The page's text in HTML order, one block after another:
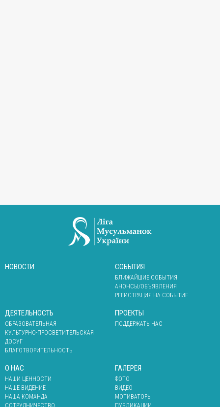
НОВОСТИ СОБЫТИЯ
БЛИЖАЙШИЕ СОБЫТИЯ
АНОНСЫ/ОБЪЯВЛЕНИЯ
РЕГИСТРАЦИЯ НА СОБЫТИЕ
ДЕЯТЕЛЬНОСТЬ
ОБРАЗОВАТЕЛЬНАЯ
КУЛЬТУРНО-ПРОСВЕТИТЕЛЬСКАЯ
ДОСУГ
БЛАГОТВОРИТЕЛЬНОСТЬ
ПРОЕКТЫ
ПОДДЕРЖАТЬ НАС
О НАС
НАШИ ЦЕННОСТИ
НАШЕ ВИДЕНИЕ
НАША КОМАНДА
СОТРУДНИЧЕСТВО
ГАЛЕРЕЯ
ФОТО
ВИДЕО
МОТИВАТОРЫ
ПУБЛИКАЦИИ